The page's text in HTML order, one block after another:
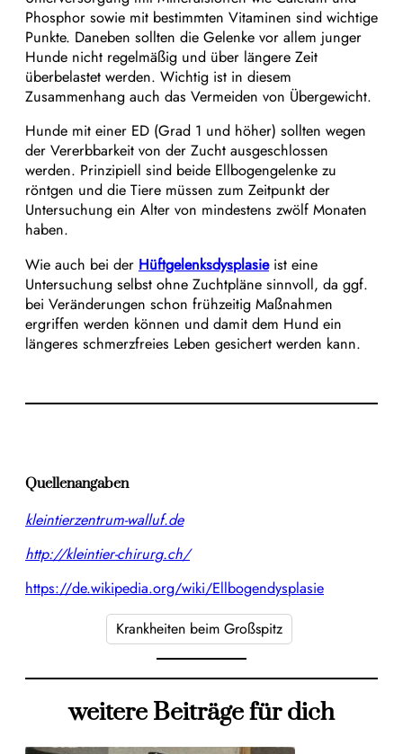
Phosphor sowie mit bestimmten Vitaminen sind wichtige
Punkte. Daneben sollten die Gelenke vor allem junger
Hunde nicht regelmäßig und über längere Zeit
überbelastet werden. Wichtig ist in diesem
Zusammenhang auch das Vermeiden von Übergewicht.
Hunde mit einer ED (Grad 1 und höher) sollten wegen
der Vererbbarkeit von der Zucht ausgeschlossen
werden. Prinzipiell sind beide Ellbogengelenke zu
röntgen und die Tiere müssen zum Zeitpunkt der
Untersuchung ein Alter von mindestens zwölf Monaten
haben.
Wie auch bei der Hüftgelenksdysplasieist eine
Untersuchung selbst ohne Zuchtpläne sinnvoll, da ggf.
bei Veränderungen schon frühzeitig Maßnahmen
ergriffen werden können und damit dem Hund ein
längeres schmerzfreies Leben gesichert werden kann.
Quellenangaben
kleintierzentrum-walluf.de
http://kleintier-chirurg.ch/
https://de.wikipedia.org/wiki/Ellbogendysplasie
Krankheiten beim Großspitz
weitere Beiträge für dich